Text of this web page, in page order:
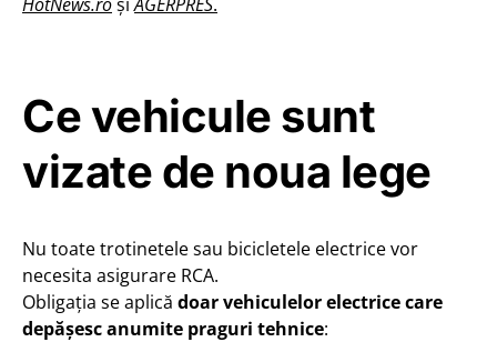
Ce vehicule sunt
vizate de noua lege
Nu toate trotinetele sau bicicletele electrice vor
necesita asigurare RCA.
Obligația se aplică doar vehiculelor electrice care
depășesc anumite praguri tehnice: